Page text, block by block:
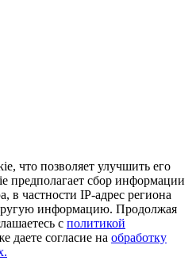
что позволяет улучшить его
предполагает сбор информации
в частности IP-адрес региона
информацию. Продолжая
с политикой
даете согласие на обработку